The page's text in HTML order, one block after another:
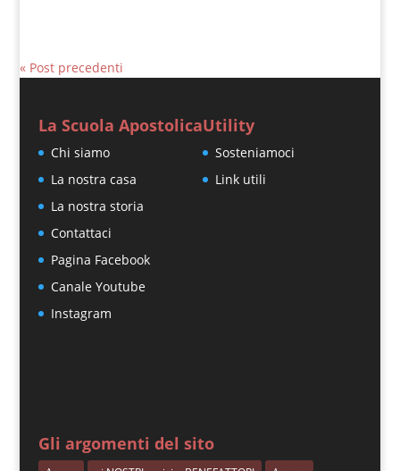
« Post precedenti
La Scuola Apostolica
Chi siamo
La nostra casa
La nostra storia
Contattaci
Pagina Facebook
Canale Youtube
Instagram
Utility
Sosteniamoci
Link utili
Gli argomenti del sito